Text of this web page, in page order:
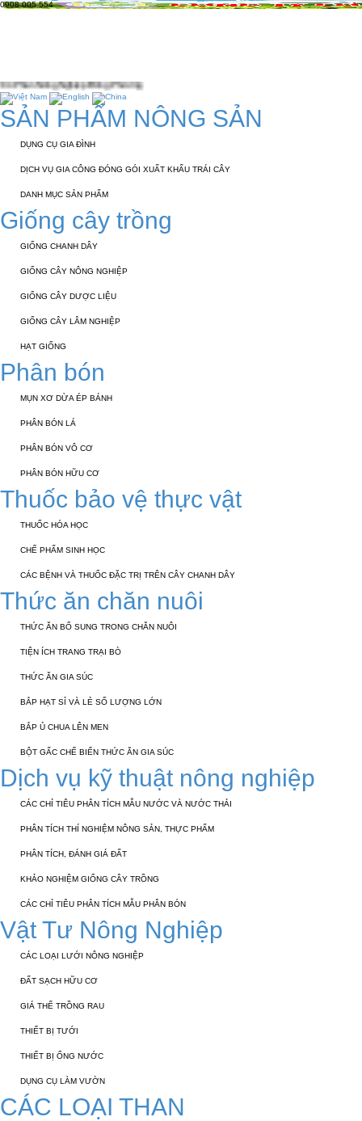
0908 005 554
Phương
SẢN PHẨM NÔNG SẢN
DỤNG CỤ GIA ĐÌNH
DỊCH VỤ GIA CÔNG ĐÓNG GÓI XUẤT KHẨU TRÁI CÂY
DANH MỤC SẢN PHẨM
Giống cây trồng
GIỐNG CHANH DÂY
GIỐNG CÂY NÔNG NGHIỆP
GIỐNG CÂY DƯỢC LIỆU
GIỐNG CÂY LÂM NGHIỆP
HẠT GIỐNG
Phân bón
MỤN XƠ DỪA ÉP BÁNH
PHÂN BÓN LÁ
PHÂN BÓN VÔ CƠ
PHÂN BÓN HỮU CƠ
Thuốc bảo vệ thực vật
THUỐC HÓA HỌC
CHẾ PHẨM SINH HỌC
CÁC BỆNH VÀ THUỐC ĐẶC TRỊ TRÊN CÂY CHANH DÂY
Thức ăn chăn nuôi
THỨC ĂN BỔ SUNG TRONG CHĂN NUÔI
TIỆN ÍCH TRANG TRẠI BÒ
THỨC ĂN GIA SÚC
BẮP HẠT SỈ VÀ LẺ SỐ LƯỢNG LỚN
BẮP Ủ CHUA LÊN MEN
BỘT GẤC CHẾ BIẾN THỨC ĂN GIA SÚC
Dịch vụ kỹ thuật nông nghiệp
CÁC CHỈ TIÊU PHÂN TÍCH MẪU NƯỚC VÀ NƯỚC THẢI
PHÂN TÍCH THÍ NGHIỆM NÔNG SẢN, THỰC PHẨM
PHÂN TÍCH, ĐÁNH GIÁ ĐẤT
KHẢO NGHIỆM GIỐNG CÂY TRỒNG
CÁC CHỈ TIÊU PHÂN TÍCH MẪU PHÂN BÓN
Vật Tư Nông Nghiệp
CÁC LOẠI LƯỚI NÔNG NGHIỆP
ĐẤT SẠCH HỮU CƠ
GIÁ THỂ TRỒNG RAU
THIẾT BỊ TƯỚI
THIẾT BỊ ỐNG NƯỚC
DỤNG CỤ LÀM VƯỜN
CÁC LOẠI THAN